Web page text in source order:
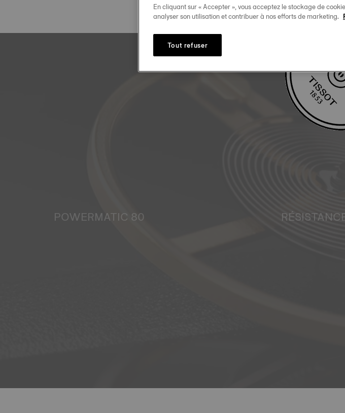
POWERMATIC 80
En cliquant sur « Accepter », vous acceptez le stockage de
analyser son utilisation et contribuer à nos efforts de marketing.
Tout refuser